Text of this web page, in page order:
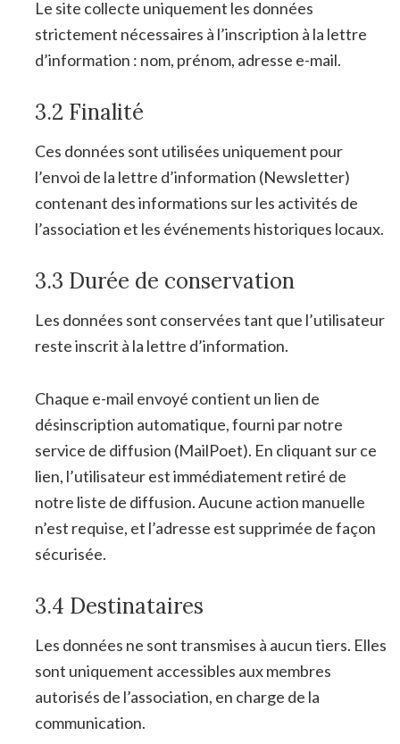
Le site collecte uniquement les données
strictement nécessaires à l’inscription à la lettre
d’information : nom, prénom, adresse e-mail.
3.2 Finalité
Ces données sont utilisées uniquement pour
l’envoi de la lettre d’information (Newsletter)
contenant des informations sur les activités de
l’association et les événements historiques locaux.
3.3 Durée de conservation
Les données sont conservées tant que l’utilisateur
reste inscrit à la lettre d’information.
Chaque e-mail envoyé contient un lien de
désinscription automatique, fourni par notre
service de diffusion (MailPoet). En cliquant sur ce
lien, l’utilisateur est immédiatement retiré de
notre liste de diffusion. Aucune action manuelle
n’est requise, et l’adresse est supprimée de façon
sécurisée.
3.4 Destinataires
Les données ne sont transmises à aucun tiers. Elles
sont uniquement accessibles aux membres
autorisés de l’association, en charge de la
communication.